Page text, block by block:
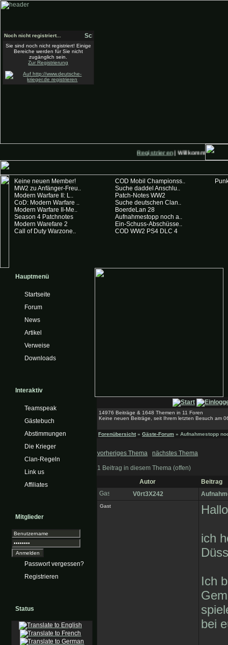
Registrieren| Willkommen auf
Keine neuen Member!
MW2 zu Anfänger-Freu..
Modern Warfare II: L..
CoD: Modern Warfare ..
Modern Warfare II-Me..
Season 4 Patchnotes
Modern Warefare 2
Call of Duty Warzone..
COD Mobil Championss..
Suche daddel Anschlu..
Patch-Notes WW2
Suche deutschen Clan..
BoerdeLan 28
Aufnahmestopp noch a..
Ein-Schuss-Abschüsse..
COD WW2 PS4 DLC 4
Hauptmenü
Startseite
Forum
News
Artikel
Verweise
Downloads
Interaktiv
Teamspeak
Gästebuch
Abstimmungen
Die Krieger
Clan-Regeln
Link us
Affiliates
Mitglieder
Passwort vergessen?
Registrieren
Status
14976 Beiträge & 1648 Themen in 11 Foren
Keine neuen Beiträge, seit Ihrem letzten Besuch am
Forenübersicht» Gäste-Forum » Aufnahmestopp
vorheriges Thema nächstes Thema
1 Beitrag in diesem Thema (offen)
Autor
Beitrag
V0rt3X242
Gast
ich
Ich
bei
Noch nicht registriert...
Sie sind noch nicht registriert! Einige
Bereiche werden für Sie nicht
zugänglich sein.
Zur Registrierung